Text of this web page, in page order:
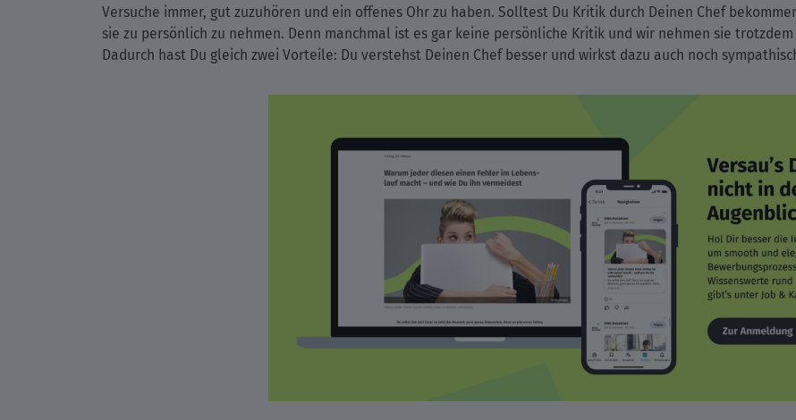
Versuche immer, gut zuzuhören und ein offenes Ohr zu haben. Solltest Du Kritik durch Deinen Chef
sie zu persönlich zu nehmen. Denn manchmal ist es gar keine persönliche Kritik und wir nehmen sie
Dadurch hast Du gleich zwei Vorteile: Du verstehst Deinen Chef besser und wirkst dazu auch noch